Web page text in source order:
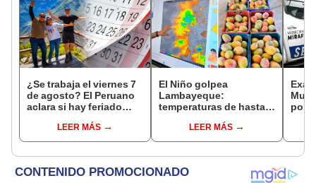
¿Se trabaja el viernes 7
de agosto? El Peruano
aclara si hay feriado
del 6 de agosto
LEER MÁS
El Niño golpea
Lambayeque:
temperaturas de hasta
producción de mango y
palta
LEER MÁS
por